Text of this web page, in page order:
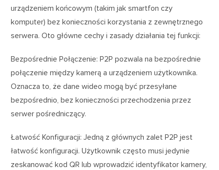
urządzeniem końcowym (takim jak smartfon czy
komputer) bez konieczności korzystania z zewnętrznego
serwera. Oto główne cechy i zasady działania tej funkcji:
Bezpośrednie Połączenie: P2P pozwala na bezpośrednie
połączenie między kamerą a urządzeniem użytkownika.
Oznacza to, że dane wideo mogą być przesyłane
bezpośrednio, bez konieczności przechodzenia przez
serwer pośredniczący.
Łatwość Konfiguracji: Jedną z głównych zalet P2P jest
łatwość konfiguracji. Użytkownik często musi jedynie
zeskanować kod QR lub wprowadzić identyfikator kamery,